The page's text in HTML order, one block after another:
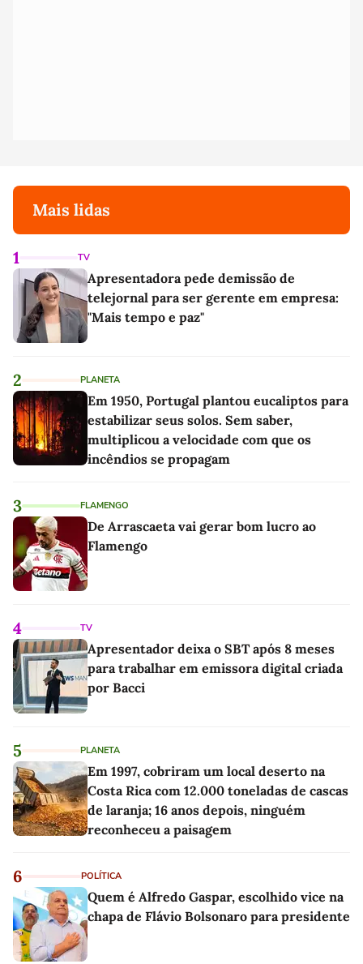
Mais lidas
1 TV
Apresentadora pede demissão de
telejornal para ser gerente em empresa:
"Mais tempo e paz"
2 PLANETA
Em 1950, Portugal plantou eucaliptos para
estabilizar seus solos. Sem saber,
multiplicou a velocidade com que os
incêndios se propagam
3 FLAMENGO
De Arrascaeta vai gerar bom lucro ao
Flamengo
4 TV
Apresentador deixa o SBT após 8 meses
para trabalhar em emissora digital criada
por Bacci
5 PLANETA
Em 1997, cobriram um local deserto na
Costa Rica com 12.000 toneladas de cascas
de laranja; 16 anos depois, ninguém
reconheceu a paisagem
6 POLÍTICA
Quem é Alfredo Gaspar, escolhido vice na
chapa de Flávio Bolsonaro para presidente